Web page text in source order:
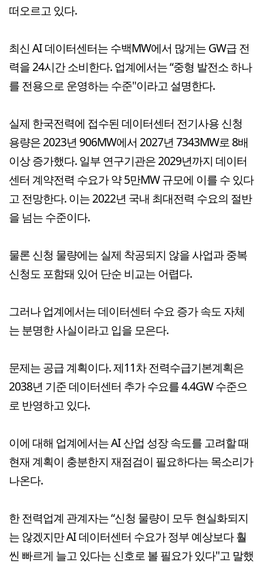
떠오르고 있다.
최신 AI 데이터센터는 수백MW에서 많게는 GW급 전
력을 24시간 소비한다. 업계에서는 “중형 발전소 하나
를 전용으로 운영하는 수준"이라고 설명한다.
실제 한국전력에 접수된 데이터센터 전기사용 신청
용량은 2023년 906MW에서 2027년 7343MW로 8배
이상 증가했다. 일부 연구기관은 2029년까지 데이터
센터 계약전력 수요가 약 5만MW 규모에 이를 수 있다
고 전망한다. 이는 2022년 국내 최대전력 수요의 절반
을 넘는 수준이다.
물론 신청 물량에는 실제 착공되지 않을 사업과 중복
신청도 포함돼 있어 단순 비교는 어렵다.
그러나 업계에서는 데이터센터 수요 증가 속도 자체
는 분명한 사실이라고 입을 모은다.
문제는 공급 계획이다. 제11차 전력수급기본계획은
2038년 기준 데이터센터 추가 수요를 4.4GW 수준으
로 반영하고 있다.
이에 대해 업계에서는 AI 산업 성장 속도를 고려할 때
현재 계획이 충분한지 재점검이 필요하다는 목소리가
나온다.
한 전력업계 관계자는 “신청 물량이 모두 현실화되지
는 않겠지만 AI 데이터센터 수요가 정부 예상보다 훨
씬 빠르게 늘고 있다는 신호로 볼 필요가 있다"고 말했